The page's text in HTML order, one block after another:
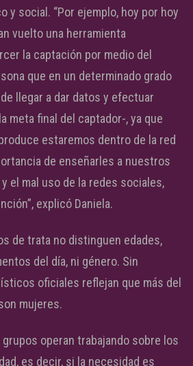
y social. “Por ejemplo, hoy por hoy
vuelto una herramienta
la captación por medio del
que en un determinado grado
llegar a dar datos y efectuar
meta final del captador-, ya que
estaremos dentro de la red
de enseñarles a nuestros
el mal uso de la redes sociales,
explicó Daniela.
de trata no distinguen edades,
del día, ni género. Sin
oficiales reflejan que más del
mujeres.
operan trabajando sobre los
es decir, si la necesidad es